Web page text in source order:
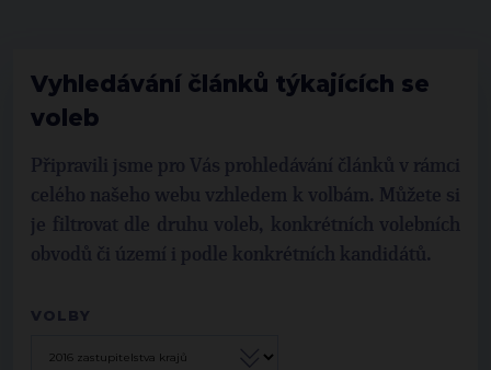
Vyhledávání článků týkajících se
voleb
Připravili jsme pro Vás prohledávání článků v rámci
celého našeho webu vzhledem k volbám. Můžete si
je filtrovat dle druhu voleb, konkrétních volebních
obvodů či území i podle konkrétních kandidátů.
VOLBY